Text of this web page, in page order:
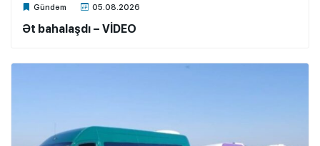
Gündəm 05.08.2026
Xalq.Online
Ət bahalaşdı – VİDEO